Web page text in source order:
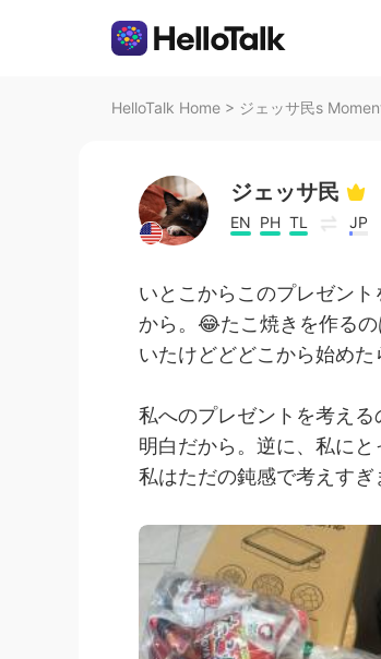
HelloTalk Home > ジェッサ民s
ジェッサ民
EN PH TL JP
いとこからこのプレゼン
から。😂たこ焼きを作る
いたけどどどこから始め
私へのプレゼントを考え
明白だから。逆に、私に
私はただの鈍感で考えすぎ